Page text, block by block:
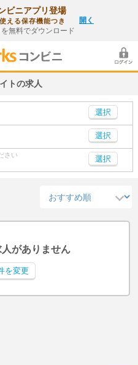
ビニアプリ登場
える保存機能つき
無料でダウンロード
開く
トの求人
選択
さい 選択
がありません
を変更